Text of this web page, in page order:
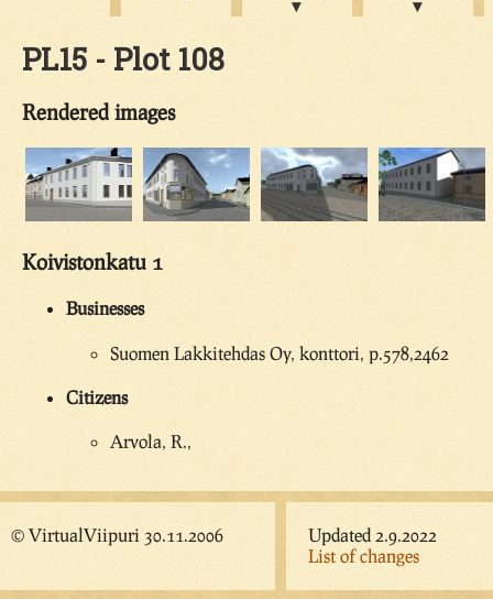
PL15 - Plot 108
Rendered images
Koivistonkatu 1
Businesses
Suomen Lakkitehdas Oy, konttori, p.578,2462
Citizens
Arvola, R.,
© VirtualViipuri 30.11.2006
Updated 2.9.2022
List of changes